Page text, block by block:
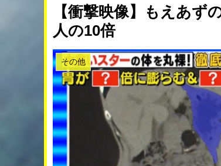
【衝撃映像】もえあず
人の10倍
その他